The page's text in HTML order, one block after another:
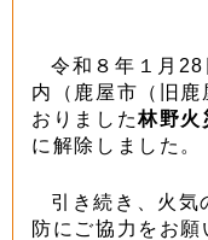
令和８年１月
内（鹿屋市（旧
おりました林野火
に解除しました。
引き続き、火気
防にご協力をお願